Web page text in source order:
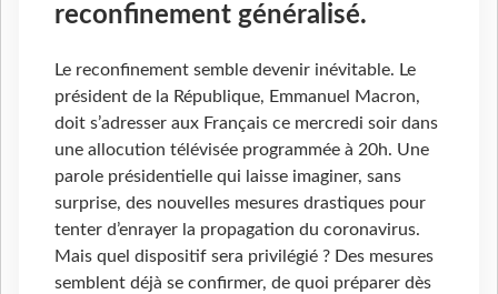
reconfinement généralisé.
Le reconfinement semble devenir inévitable. Le
président de la République, Emmanuel Macron,
doit s’adresser aux Français ce mercredi soir dans
une allocution télévisée programmée à 20h. Une
parole présidentielle qui laisse imaginer, sans
surprise, des nouvelles mesures drastiques pour
tenter d’enrayer la propagation du coronavirus.
Mais quel dispositif sera privilégié ? Des mesures
semblent déjà se confirmer, de quoi préparer dès